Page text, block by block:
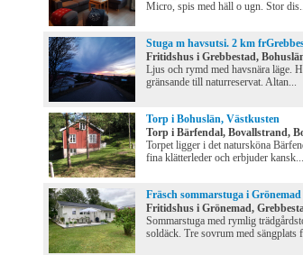
Micro, spis med häll o ugn. Stor
Stuga m havsutsi. 2 km
Fritidshus i Grebbestad,
Ljus och rymd med havsnära läge.
gränsande till naturreservat. Altan...
Torp i Bohuslän, Västkusten
Torp i Bärfendal, Bovallstrand,
Torpet ligger i det natursköna
fina klätterleder och erbjuder kansk...
Fräsch sommarstuga i
Fritidshus i Grönemad,
Sommarstuga med rymlig
soldäck. Tre sovrum med sängplats